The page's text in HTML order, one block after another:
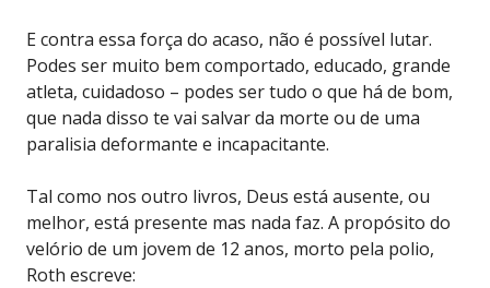
E contra essa força do acaso, não é possível lutar.
Podes ser muito bem comportado, educado, grande
atleta, cuidadoso – podes ser tudo o que há de bom,
que nada disso te vai salvar da morte ou de uma
paralisia deformante e incapacitante.
Tal como nos outro livros, Deus está ausente, ou
melhor, está presente mas nada faz. A propósito do
velório de um jovem de 12 anos, morto pela polio,
Roth escreve: